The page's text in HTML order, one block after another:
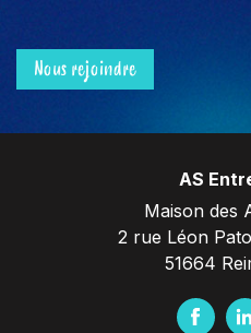
Nous rejoindre
AS
Maison des
2 rue Léon
51664